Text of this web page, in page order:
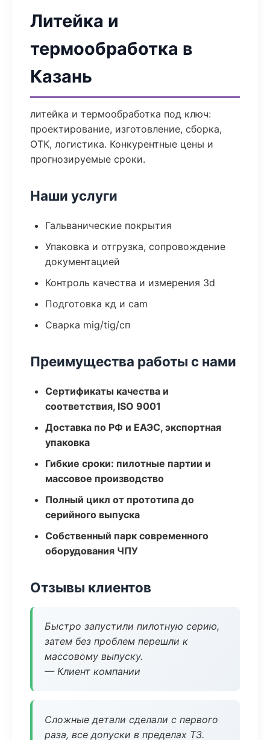
Литейка и
термообработка в
Казань
литейка и термообработка под ключ:
проектирование, изготовление, сборка,
ОТК, логистика. Конкурентные цены и
прогнозируемые сроки.
Наши услуги
Гальванические покрытия
Упаковка и отгрузка, сопровождение
документацией
Контроль качества и измерения 3d
Подготовка кд и cam
Сварка mig/tig/сп
Преимущества работы с нами
Сертификаты качества и
соответствия, ISO 9001
Доставка по РФ и ЕАЭС, экспортная
упаковка
Гибкие сроки: пилотные партии и
массовое производство
Полный цикл от прототипа до
серийного выпуска
Собственный парк современного
оборудования ЧПУ
Отзывы клиентов
Быстро запустили пилотную серию,
затем без проблем перешли к
массовому выпуску.
— Клиент компании
Сложные детали сделали с первого
раза, все допуски в пределах ТЗ.